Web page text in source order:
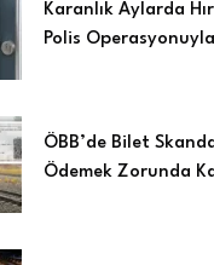
Karanlık Aylarda
Polis
ÖBB’de Bilet
Ödemek Zorunda